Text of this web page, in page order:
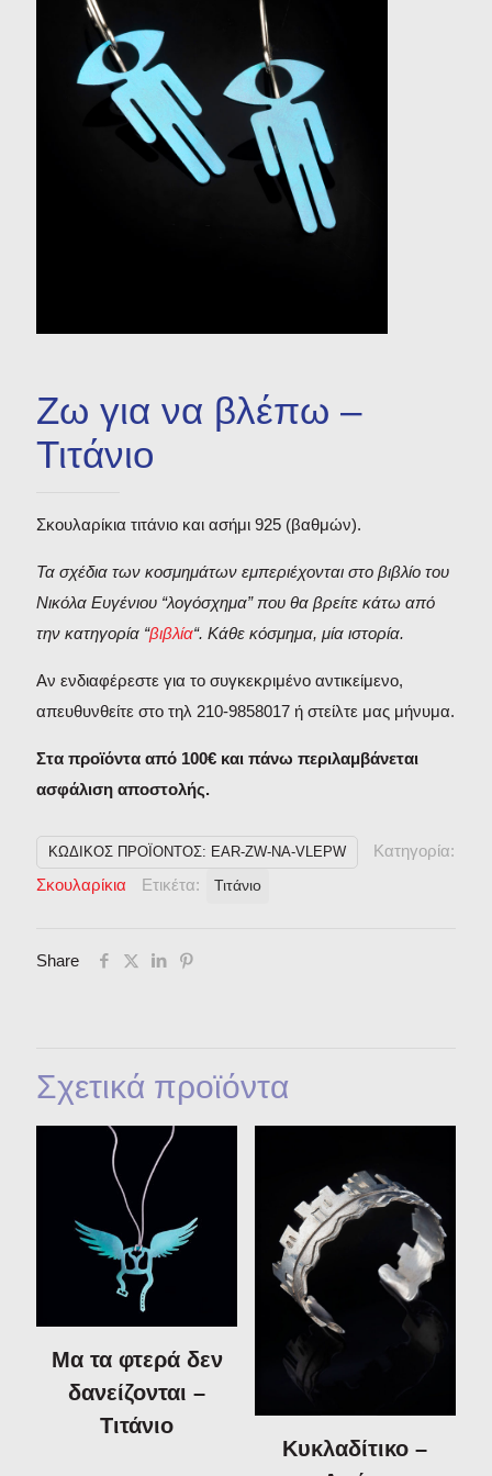
Η σκιά που έπαψε να
Μικρογλυπτική
Προτομή
Ζω για να βλέπω –
Τιτάνιο
Σκουλαρίκια τιτάνιο και ασήμι 925 (βαθμών).
Τα σχέδια των κοσμημάτων εμπεριέχονται στο βιβλίο του
Νικόλα Ευγένιου “λογόσχημα” που θα βρείτε κάτω από
την κατηγορία “βιβλία“. Κάθε κόσμημα, μία ιστορία.
Αν ενδιαφέρεστε για το συγκεκριμένο αντικείμενο,
απευθυνθείτε στο τηλ 210-9858017 ή στείλτε μας μήνυμα.
Στα προϊόντα από 100€ και πάνω περιλαμβάνεται
ασφάλιση αποστολής.
ΚΩΔΙΚΌΣ ΠΡΟΪΌΝΤΟΣ: EAR-ZW-NA-VLEPW
Κατηγορία:
Σκουλαρίκια
Ετικέτα: Τιτάνιο
Share
Σχετικά προϊόντα
Μα τα φτερά δεν
δανείζονται –
Τιτάνιο
Κυκλαδίτικο –